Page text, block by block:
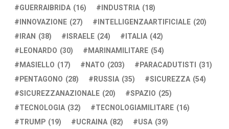
GUERRAIBRIDA (16) INDUSTRIA (18)
INNOVAZIONE (27) INTELLIGENZAARTIFICIALE (20)
IRAN (38) ISRAELE (24) ITALIA (42)
LEONARDO (30) MARINAMILITARE (54)
MASIELLO (17) NATO (203) PARACADUTISTI (31)
PENTAGONO (28) RUSSIA (35) SICUREZZA (54)
SICUREZZANAZIONALE (20) SPAZIO (25)
TECNOLOGIA (32) TECNOLOGIAMILITARE (16)
TRUMP (19) UCRAINA (82) USA (39)